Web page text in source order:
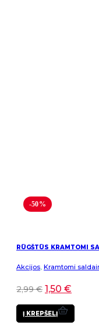
-50%
RŪGŠTŪS KRAMTOMI
Akcijos, Kramtomi
2,99€ 1,50 €
Į KREPŠELĮ